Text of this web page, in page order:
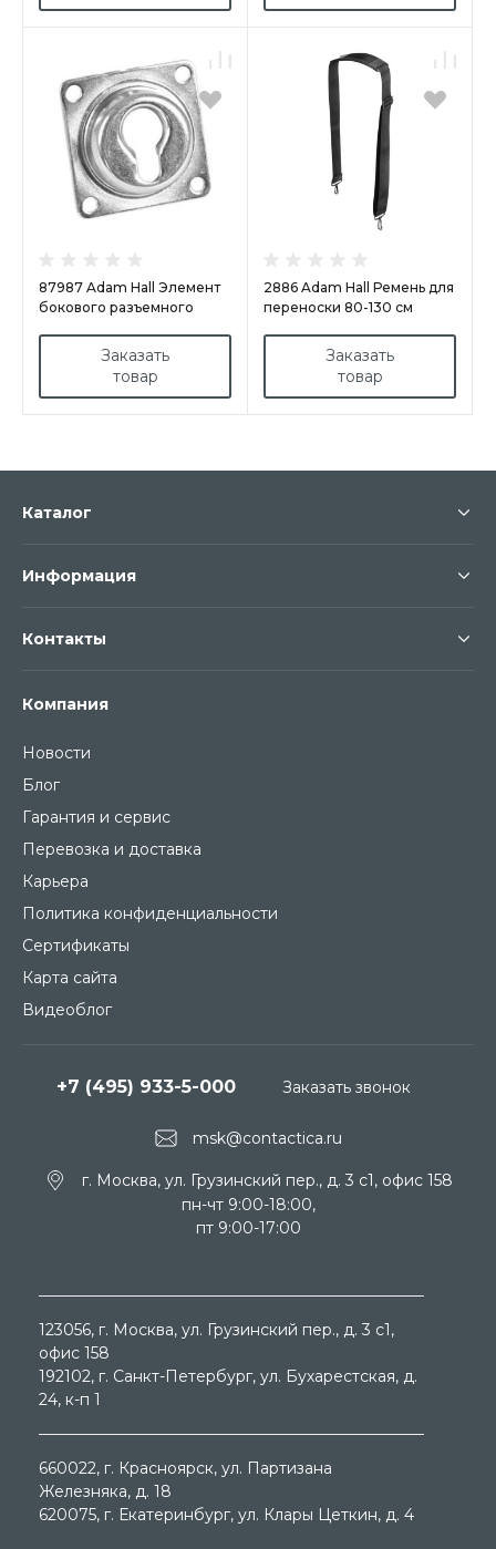
87987 Adam Hall Элемент
бокового разъемного
Заказать
товар
2886 Adam Hall Ремень для
переноски 80-130 см
Заказать
товар
Компания
Новости
Блог
Гарантия и сервис
Перевозка и доставка
Карьера
Политика конфиденциальности
Сертификаты
Карта сайта
Видеоблог
Каталог
Информация
Контакты
msk@contactica.ru
+7 (495) 933-5-000
г. Москва, ул. Грузинский пер., д. 3 c1, офис 158
пн-чт 9:00-18:00,
пт 9:00-17:00
Заказать звонок
123056, г. Москва, ул. Грузинский пер., д. 3 c1,
офис 158
192102, г. Санкт-Петербург, ул. Бухарестская, д.
24, к-п 1
660022, г. Красноярск, ул. Партизана
Железняка, д. 18
620075, г. Екатеринбург, ул. Клары Цеткин, д. 4